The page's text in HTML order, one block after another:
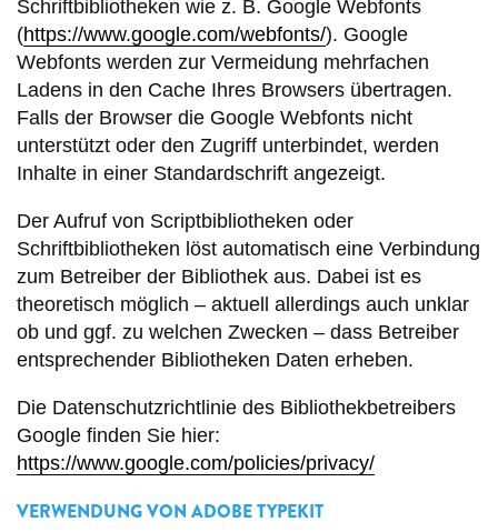
Schriftbibliotheken wie z. B. Google Webfonts
(https://www.google.com/webfonts/). Google
Webfonts werden zur Vermeidung mehrfachen
Ladens in den Cache Ihres Browsers übertragen.
Falls der Browser die Google Webfonts nicht
unterstützt oder den Zugriff unterbindet, werden
Inhalte in einer Standardschrift angezeigt.
Der Aufruf von Scriptbibliotheken oder
Schriftbibliotheken löst automatisch eine Verbindung
zum Betreiber der Bibliothek aus. Dabei ist es
theoretisch möglich – aktuell allerdings auch unklar
ob und ggf. zu welchen Zwecken – dass Betreiber
entsprechender Bibliotheken Daten erheben.
Die Datenschutzrichtlinie des Bibliothekbetreibers
Google finden Sie hier:
https://www.google.com/policies/privacy/
VERWENDUNG VON ADOBE TYPEKIT